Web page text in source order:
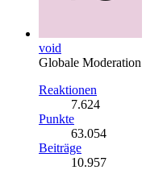
void
Globale Moderation
Reaktionen
7.624
Punkte
63.054
Beiträge
10.957